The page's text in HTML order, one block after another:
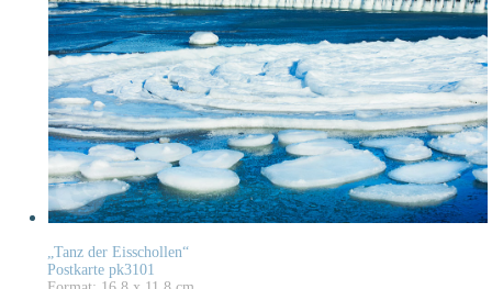
„Tanz der Eisschollen“
Postkarte pk3101